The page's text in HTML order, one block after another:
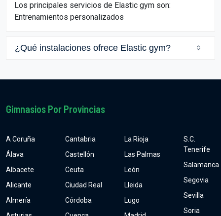
Los principales servicios de Elastic gym son:
Entrenamientos personalizados
¿Qué instalaciones ofrece Elastic gym?
Gimnasios Por Provincias
A Coruña
Álava
Albacete
Alicante
Almería
Cantabria
Castellón
Ceuta
Ciudad Real
Córdoba
La Rioja
Las Palmas
León
Lleida
Lugo
S.C.
Tenerife
Salamanca
Segovia
Sevilla
Soria